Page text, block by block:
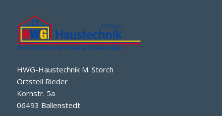
HWG-Haustechnik M. Storch
Ortsteil Rieder
Kornstr. 5a
06493 Ballenstedt